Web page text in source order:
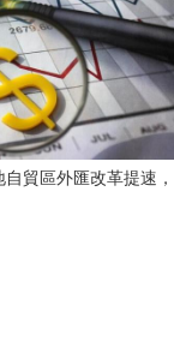
貿區外匯改革提速，